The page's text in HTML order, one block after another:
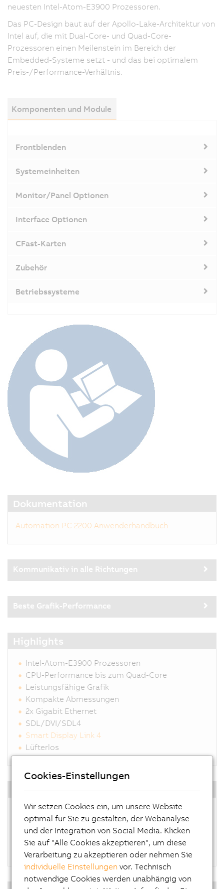
neuesten Intel-Atom-E3900 Prozessoren.
Das PC-Design baut auf der Apollo-Lake-Architektur von
Intel auf, die mit Dual-Core- und Quad-Core-
Prozessoren einen Meilenstein im Bereich der
Embedded-Systeme setzt - und das bei optimalem
Preis-/Performance-Verhältnis.
Komponenten und Module
Frontblenden
Systemeinheiten
Monitor/Panel Optionen
Interface Optionen
CFast-Karten
Zubehör
Betriebssysteme
Dokumentation
Automation PC 2200 Anwenderhandbuch
Kommunikativ in alle Richtungen
Beste Grafik-Performance
Highlights
Intel-Atom-E3900 Prozessoren
CPU-Performance bis zum Quad-Core
Leistungsfähige Grafik
Kompakte Abmessungen
2x Gigabit Ethernet
SDL/DVI/SDL4
Smart Display Link 4
Lüfterlos
Windows 10 IoT Enterprise
Linux für B&R
Automation Runtime Embedded
Hypervisor
Cookies-Einstellungen
Wir setzen Cookies ein, um unsere Website
optimal für Sie zu gestalten, der Webanalyse
und der Integration von Social Media. Klicken
Sie auf "Alle Cookies akzeptieren", um diese
Verarbeitung zu akzeptieren oder nehmen Sie
individuelle Einstellungen vor. Technisch
notwendige Cookies werden unabhängig von